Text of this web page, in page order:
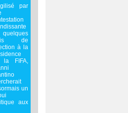
par
de
à la
la FIFA,
un
aux